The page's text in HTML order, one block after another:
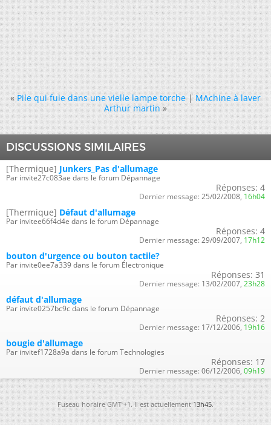
« Pile qui fuie dans une vielle lampe torche|MAchine à laver
Arthur martin »
DISCUSSIONS SIMILAIRES
[Thermique] Junkers_Pas d'allumage
Par invite27c083ae dans le forum Dépannage
Réponses: 4
Dernier message: 25/02/2008, 16h04
[Thermique] Défaut d'allumage
Par invitee66f4d4e dans le forum Dépannage
Réponses: 4
Dernier message: 29/09/2007, 17h12
bouton d'urgence ou bouton tactile?
Par invite0ee7a339 dans le forum Électronique
Réponses: 31
Dernier message: 13/02/2007, 23h28
défaut d'allumage
Par invite0257bc9c dans le forum Dépannage
Réponses: 2
Dernier message: 17/12/2006, 19h16
bougie d'allumage
Par invitef1728a9a dans le forum Technologies
Réponses: 17
Dernier message: 06/12/2006, 09h19
Fuseau horaire GMT +1. Il est actuellement13h45.